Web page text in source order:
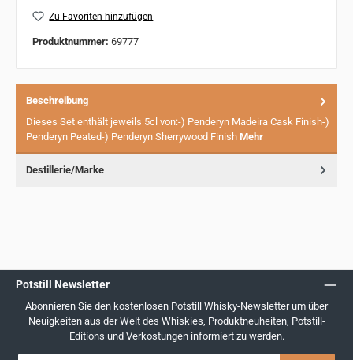
Zu Favoriten hinzufügen
Produktnummer: 69777
Beschreibung
Dieses Set enthält jeweils 5cl von:-) Penderyn Madeira Cask Finish-)
Penderyn Peated-) Penderyn Sherrywood Finish Mehr
Destillerie/Marke
Potstill Newsletter
Abonnieren Sie den kostenlosen Potstill Whisky-Newsletter um über
Neuigkeiten aus der Welt des Whiskies, Produktneuheiten, Potstill-
Editions und Verkostungen informiert zu werden.